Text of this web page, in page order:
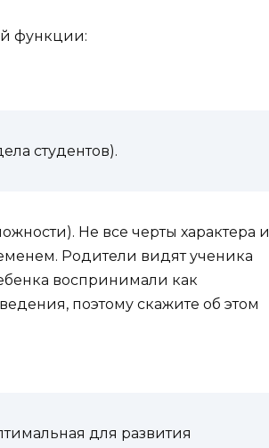
функции:
студентов).
Не все черты характера и
Родители видят ученика
воспринимали как
поэтому скажите об этом
для развития